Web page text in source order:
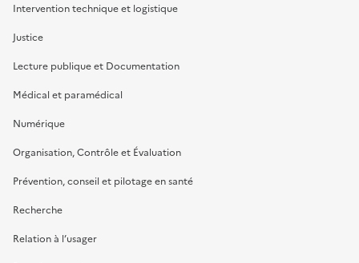
Intervention technique et logistique
Justice
Lecture publique et Documentation
Médical et paramédical
Numérique
Organisation, Contrôle et Évaluation
Prévention, conseil et pilotage en santé
Recherche
Relation à l’usager